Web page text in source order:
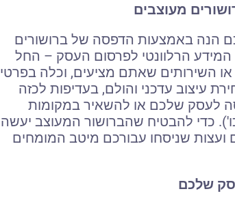
מעוצבים
הנה באמצעות הדפסה של ברושורים
המידע הרלוונטי לפרסום העסק – החל
או השירותים שאתם מציעים, וכלה בפרטי
עיצוב עדכני והולם, בעדיפות לכזה
לעסק שלכם או להשאיר במקומות
כדי להבטיח שהברושור המעוצב יעשה
ועצות שניסחו עבורכם מיטב המומחים
שלכם